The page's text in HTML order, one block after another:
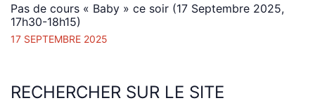
Pas de cours « Baby » ce soir (17 Septembre 2025,
17h30-18h15)
17 SEPTEMBRE 2025
RECHERCHER SUR LE SITE